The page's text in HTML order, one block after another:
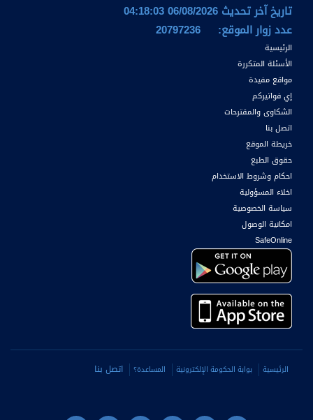
تاريخ آخر تحديث 06/08/2026 04:18:03
عدد زوار الموقع:
الرئيسية
الأسئلة المتكررة
مواقع مفيدة
إي فواتيركم
الشكاوى والمقترحات
اتصل بنا
خريطة الموقع
حقوق الطبع
احكام وشروط الاستخدام
اخلاء المسؤولية
سياسة الخصوصية
امكانية الوصول
SafeOnline
الرئيسية بوابة الحكومة الإلكترونية المساعدة؟ اتصل بنا